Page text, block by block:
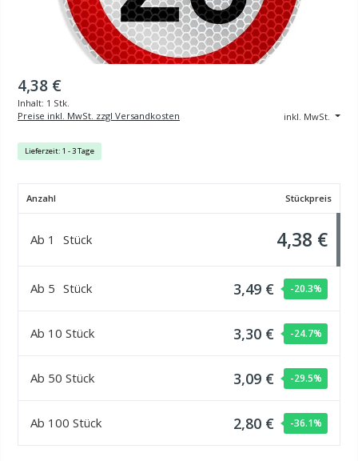
4,38 €
Inhalt: 1 Stk.
inkl. MwSt.
Preise inkl. MwSt. zzgl Versandkosten
Lieferzeit: 1 - 3 Tage
Anzahl Stückpreis
Ab 1 Stück 4,38 €
Ab 5 Stück 3,49 € -20.3%
Ab 10 Stück 3,30 € -24.7%
Ab 50 Stück 3,09 € -29.5%
Ab 100 Stück 2,80 € -36.1%